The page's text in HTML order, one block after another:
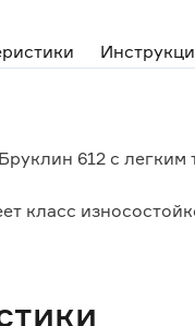
612 с
класс
не превышающее